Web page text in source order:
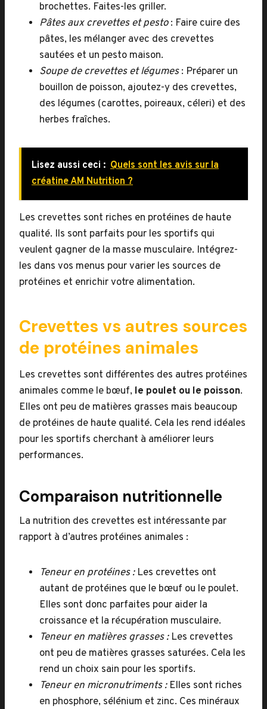
brochettes. Faites-les griller.
Pâtes aux crevettes et pesto: Faire cuire des
pâtes, les mélanger avec des crevettes
sautées et un pesto maison.
Soupe de crevettes et légumes: Préparer un
bouillon de poisson, ajoutez-y des crevettes,
des légumes (carottes, poireaux, céleri) et des
herbes fraîches.
Lisez aussi ceci : Quels sont les avis sur la
créatine AM Nutrition ?
Les crevettes sont riches en protéines de haute
qualité. Ils sont parfaits pour les sportifs qui
veulent gagner de la masse musculaire. Intégrez-
les dans vos menus pour varier les sources de
protéines et enrichir votre alimentation.
Crevettes vs autres sources
de protéines animales
Les crevettes sont différentes des autres protéines
animales comme le bœuf, le poulet ou le poisson.
Elles ont peu de matières grasses mais beaucoup
de protéines de haute qualité. Cela les rend idéales
pour les sportifs cherchant à améliorer leurs
performances.
Comparaison nutritionnelle
La nutrition des crevettes est intéressante par
rapport à d’autres protéines animales :
Teneur en protéines :Les crevettes ont
autant de protéines que le bœuf ou le poulet.
Elles sont donc parfaites pour aider la
croissance et la récupération musculaire.
Teneur en matières grasses :Les crevettes
ont peu de matières grasses saturées. Cela les
rend un choix sain pour les sportifs.
Teneur en micronutriments :Elles sont riches
en phosphore, sélénium et zinc. Ces minéraux